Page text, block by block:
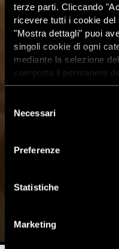
terze parti. Cliccando
ricevere tutti i cookie
"Mostra dettagli" puoi
singoli cookie di ogni
mediante la selezione
comporta il permanere
dunque la
dei cookie attivi sul sito
delNecessari
Preferenze
Statistiche
Marketing
Pakistan,
“Verdetto
religiosa”
31 Ottobre 2018